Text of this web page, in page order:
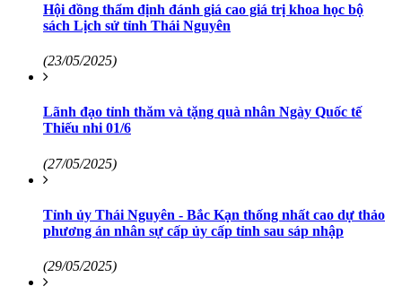
Hội đồng thẩm định đánh giá cao giá trị khoa học bộ
sách Lịch sử tỉnh Thái Nguyên
(23/05/2025)
Lãnh đạo tỉnh thăm và tặng quà nhân Ngày Quốc tế
Thiếu nhi 01/6
(27/05/2025)
Tỉnh ủy Thái Nguyên - Bắc Kạn thống nhất cao dự thảo
phương án nhân sự cấp ủy cấp tỉnh sau sáp nhập
(29/05/2025)